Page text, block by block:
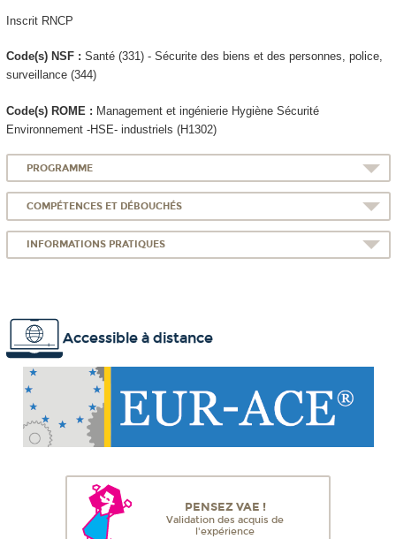
Inscrit RNCP
Code(s) NSF : Santé (331) - Sécurite des biens et des personnes, police,
surveillance (344)
Code(s) ROME : Management et ingénierie Hygiène Sécurité
Environnement -HSE- industriels (H1302)
PROGRAMME
COMPÉTENCES ET DÉBOUCHÉS
INFORMATIONS PRATIQUES
Accessible à distance
PENSEZ VAE !
Validation des acquis de
l'expérience